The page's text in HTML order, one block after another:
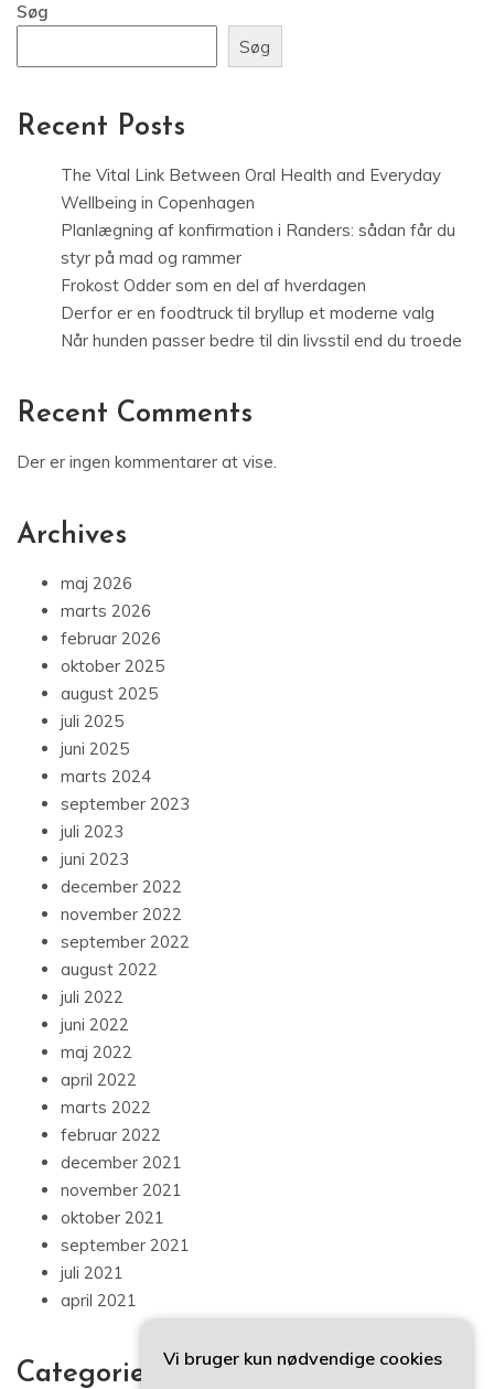
Søg
Søg
Recent Posts
The Vital Link Between Oral Health and Everyday
Wellbeing in Copenhagen
Planlægning af konfirmation i Randers: sådan får du
styr på mad og rammer
Frokost Odder som en del af hverdagen
Derfor er en foodtruck til bryllup et moderne valg
Når hunden passer bedre til din livsstil end du troede
Recent Comments
Der er ingen kommentarer at vise.
Archives
maj 2026
marts 2026
februar 2026
oktober 2025
august 2025
juli 2025
juni 2025
marts 2024
september 2023
juli 2023
juni 2023
december 2022
november 2022
september 2022
august 2022
juli 2022
juni 2022
maj 2022
april 2022
marts 2022
februar 2022
december 2021
november 2021
oktober 2021
september 2021
juli 2021
april 2021
Categories
Vi bruger kun nødvendige cookies